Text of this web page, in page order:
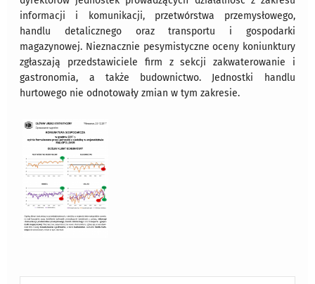
informacji i komunikacji, przetwórstwa przemysłowego,
handlu detalicznego oraz transportu i gospodarki
magazynowej. Nieznacznie pesymistyczne oceny koniunktury
zgłaszają przedstawiciele firm z sekcji zakwaterowanie i
gastronomia, a także budownictwo. Jednostki handlu
hurtowego nie odnotowały zmian w tym zakresie.